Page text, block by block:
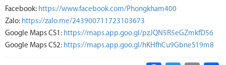
Facebook: https://www.facebook.com/Phongkham400
Zalo: https://zalo.me/243900711723103673
Google Maps CS1: https://maps.app.goo.gl/pzJQN5R5eGZmkfD56
Google Maps CS2: https://maps.app.goo.gl/hKHfhCu9GbneS19m8